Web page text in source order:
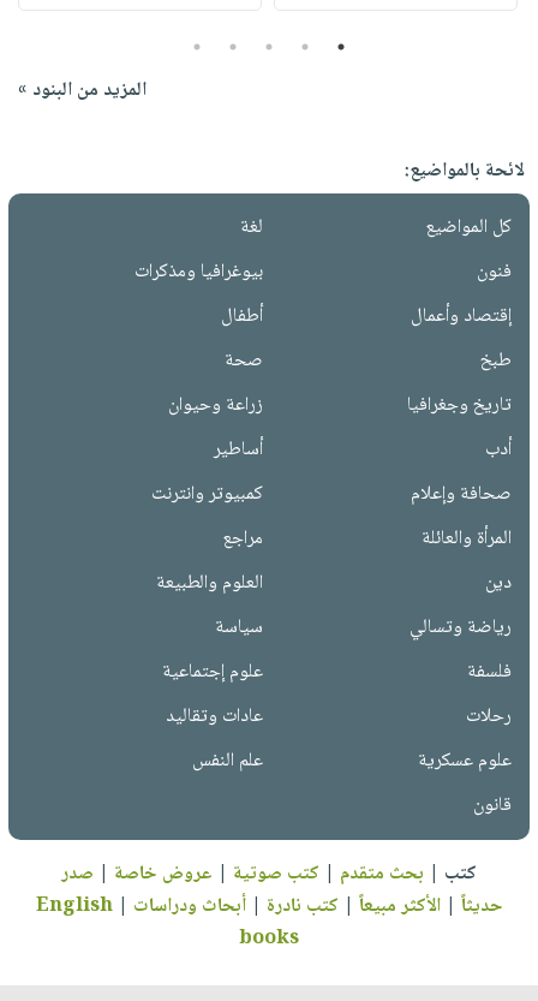
1
2
3
4
5
المزيد من البنود »
لائحة بالمواضيع:
كل المواضيع
لغة
فنون
بيوغرافيا ومذكرات
إقتصاد وأعمال
أطفال
طبخ
صحة
تاريخ وجغرافيا
زراعة وحيوان
أدب
أساطير
صحافة وإعلام
كمبيوتر وانترنت
المرأة والعائلة
مراجع
دين
العلوم والطبيعة
رياضة وتسالي
سياسة
فلسفة
علوم إجتماعية
رحلات
عادات وتقاليد
علوم عسكرية
علم النفس
قانون
كتب | بحث متقدم | كتب صوتية | عروض خاصة | صدر
حديثاً |الأكثر مبيعاً | كتب نادرة |أبحاث ودراسات |
English
books